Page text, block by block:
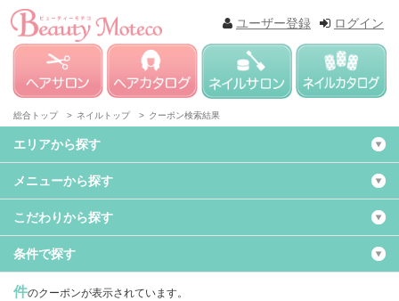
ログイン
ユーザー登録
総合トップ > ネイルトップ > クーポン検索結果
エリアから探す
メニューから探す
こだわりから探す
条件で探す
件のクーポンが表示されています。